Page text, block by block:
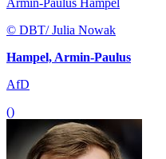
© DBT/ Julia Nowak
Hampel, Armin-Paulus
AfD
()